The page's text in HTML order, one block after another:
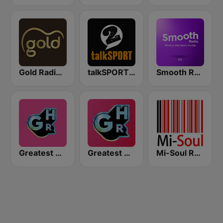
Gold Radio UK talkSPORT 2 Smooth Radio UK
Greatest Hits Radio South Coast Greatest Hits Radio Mi-Soul Radio